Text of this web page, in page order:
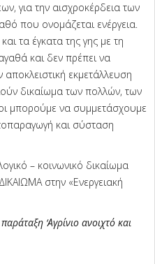
για την αισχροκέρδεια των
που ονομάζεται ενέργεια.
τα έγκατα της γης με τη
και δεν πρέπει να
εκμετάλλευση
δικαίωμα των πολλών, των
μπορούμε να συμμετάσχουμε
και σύσταση
– κοινωνικό δικαίωμα
στην «Ενεργειακή
‘Αγρίνιο ανοιχτό και